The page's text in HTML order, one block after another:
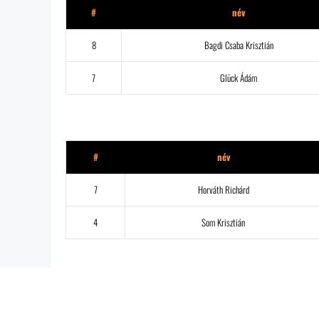
# név
8 Bagdi Csaba Krisztián
7 Glück Ádám
# név
7 Horváth Richárd
4 Som Krisztián